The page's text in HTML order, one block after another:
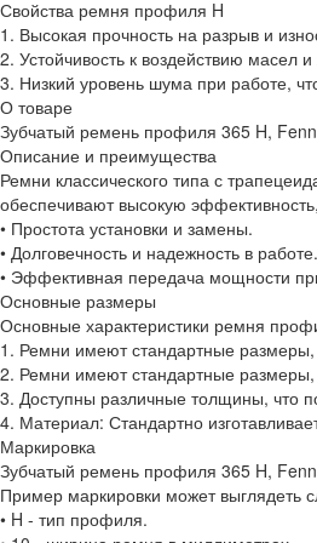
Свойства ремня профиля H
1. Высокая прочность на разрыв и
2. Устойчивость к воздействию масел
3. Низкий уровень шума при работе,
О товаре
Зубчатый ремень профиля 365 H,
Описание и преимущества
Ремни классического типа с
обеспечивают высокую
• Простота установки и замены.
• Долговечность и надежность в работе.
• Эффективная передача мощности
Основные размеры
Основные характеристики ремня
1. Ремни имеют стандартные
2. Ремни имеют стандартные
3. Доступны различные толщины, что
4. Материал: Стандартно
Маркировка
Зубчатый ремень профиля 365 H,
Пример маркировки может выглядеть
• H - тип профиля.